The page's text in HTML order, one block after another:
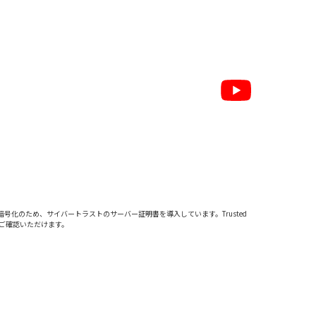
号化のため、サイバートラストのサーバー証明書を導入しています。Trusted
認いただけます。